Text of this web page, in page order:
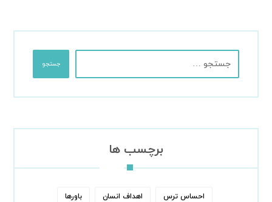
جستجو
برچسب ها
احساس ترس اهداف انسان باورها